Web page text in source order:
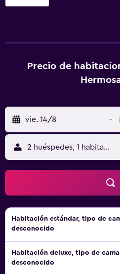
comunes. Hermosa Inn ofrece
adicional y están vestidas con
de cama de alta calidad. Se
baños están dotados de
personal de diseño, artículos
y secador de pelo. Los
web gracias a nuestro acceso
servicios para las personas de
escritorio y periódicos
teléfono; se ofrecen llamadas
existir restricciones). Se
los días y es posible solicitar
hipoalergénicos. En el
hidromasaje además de
practicar las actividades de
indican más abajo en las
alojamiento (es posible que se
Precio de
vie. 14/8 -
2 huéspedes, 1 habitación
Habitación estándar, tipo de
desconocido
Habitación deluxe, tipo de cama
desconocido